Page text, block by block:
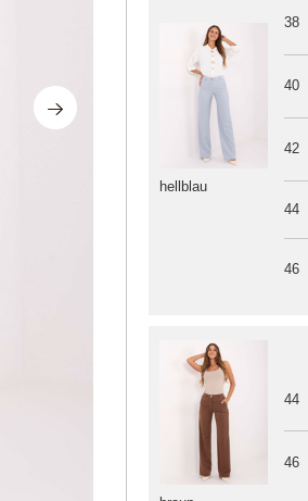
44
46
hellblau
38
40
42
44
46